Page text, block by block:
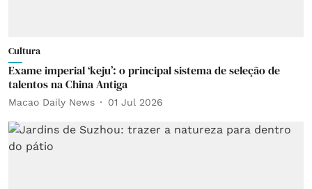
Cultura
Exame imperial ‘keju’: o principal sistema de seleção de
talentos na China Antiga
Macao Daily News 01 Jul 2026